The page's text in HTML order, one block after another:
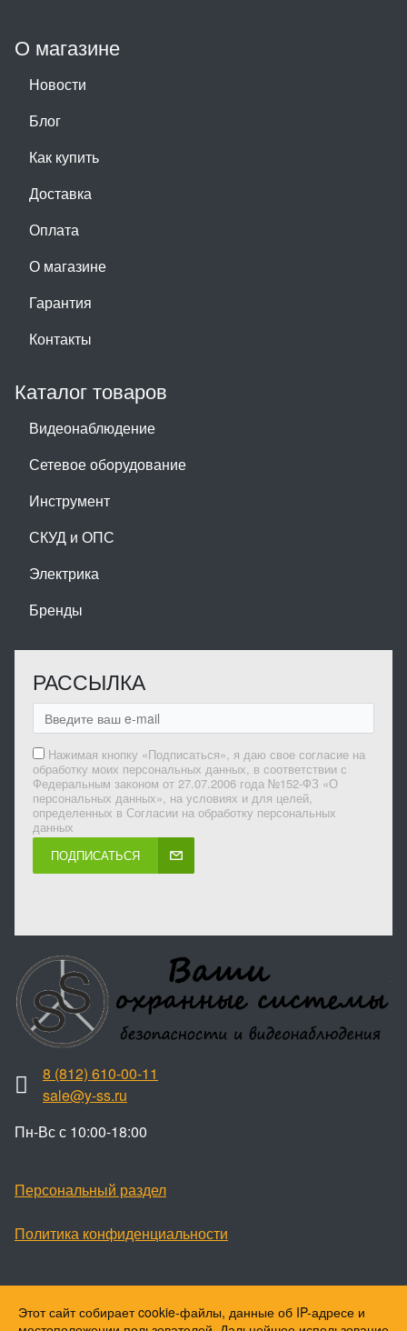
О магазине
Новости
Блог
Как купить
Доставка
Оплата
О магазине
Гарантия
Контакты
Каталог товаров
Видеонаблюдение
Сетевое оборудование
Инструмент
СКУД и ОПС
Электрика
Бренды
РАССЫЛКА
Нажимая кнопку «Подписаться», я даю свое согласие на
обработку моих персональных данных, в соответствии с
Федеральным законом от 27.07.2006 года №152-ФЗ «О
персональных данных», на условиях и для целей,
определенных в Согласии на обработку персональных
данных
ПОДПИСАТЬСЯ
8 (812) 610-00-11
sale@y-ss.ru
Пн-Вс с 10:00-18:00
Персональный раздел
Политика конфиденциальности
Наверх
Этот сайт собирает cookie-файлы, данные об IP-адресе и